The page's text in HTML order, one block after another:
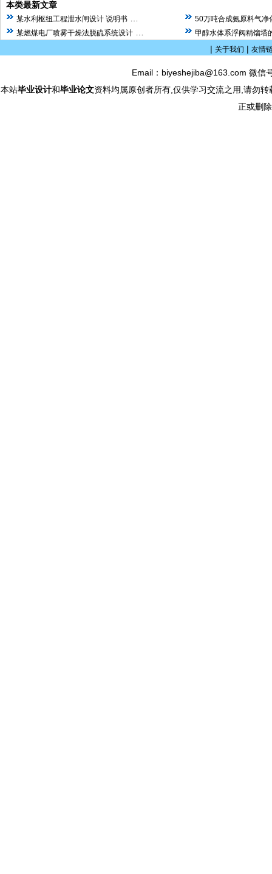
本类最新文章
某水利枢纽工程泄水闸设计 说明书
50万吨合成氨原料气净
某燃煤电厂喷雾干燥法脱硫系统设计
甲醇水体系浮阀精馏塔
| 关于我们 | 友情
Email：biyeshejiba@163.com 微
本站毕业设计和毕业论文资料均属原创者所有,仅供学习交流之用,请勿
正或删